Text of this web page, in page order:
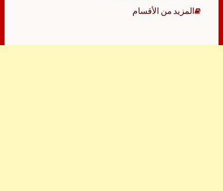
المزيد من الأقسام